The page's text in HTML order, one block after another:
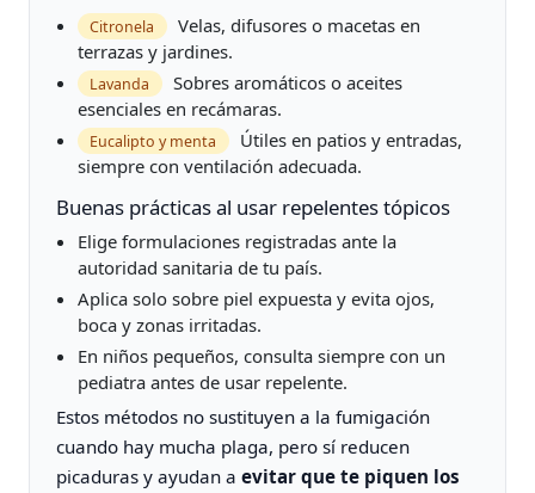
Citronela
Velas, difusores o macetas en
terrazas y jardines.
Lavanda
Sobres aromáticos o aceites
esenciales en recámaras.
Eucalipto y menta
Útiles en patios y entradas,
siempre con ventilación adecuada.
Buenas prácticas al usar repelentes tópicos
Elige formulaciones registradas ante la
autoridad sanitaria de tu país.
Aplica solo sobre piel expuesta y evita ojos,
boca y zonas irritadas.
En niños pequeños, consulta siempre con un
pediatra antes de usar repelente.
Estos métodos no sustituyen a la fumigación
cuando hay mucha plaga, pero sí reducen
picaduras y ayudan aevitar que te piquen los